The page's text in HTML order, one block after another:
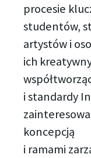
procesie
studentów,
artystów i
ich
i standardy
koncepcją
i ramami